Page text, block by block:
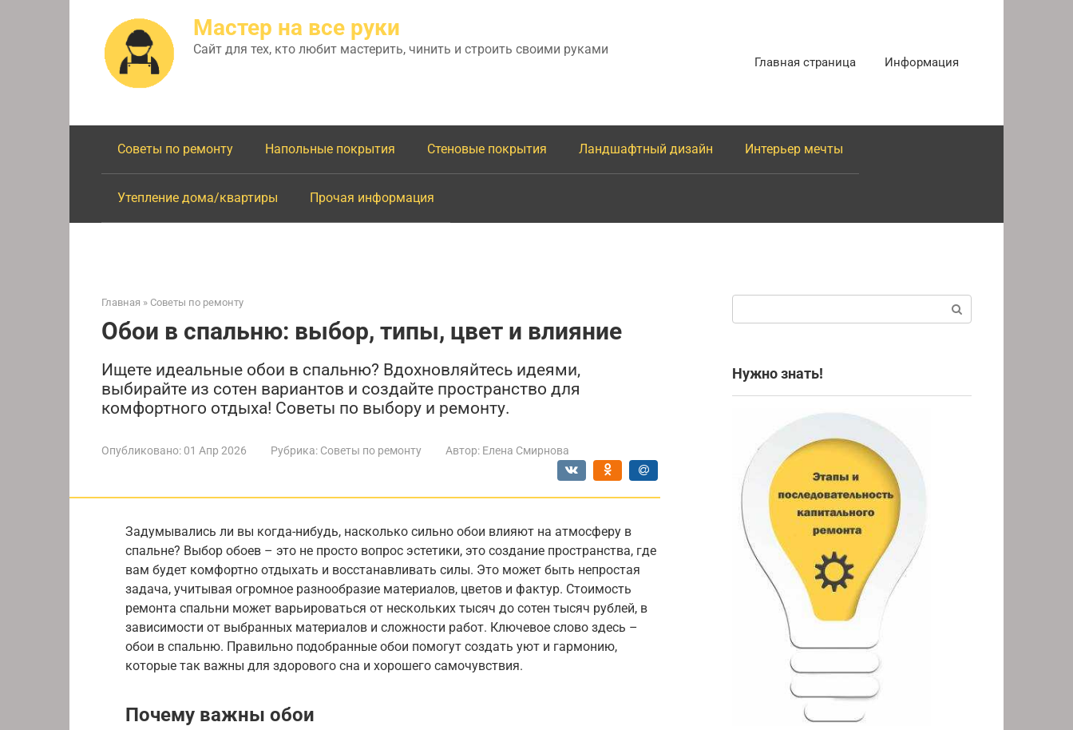
Мастер на все руки
Сайт для тех, кто любит мастерить, чинить и строить своими руками
Главная страница Информация
Советы по ремонту Напольные покрытия Стеновые покрытия Ландшафтный дизайн Интерьер мечты
Утепление дома/квартиры Прочая информация
Главная » Советы по ремонту
Обои в спальню: выбор, типы, цвет и влияние
Ищете идеальные обои в спальню? Вдохновляйтесь идеями,
выбирайте из сотен вариантов и создайте пространство для
комфортного отдыха! Советы по выбору и ремонту.
Опубликовано: 01 Апр 2026 Рубрика: Советы по ремонту Автор: Елена Смирнова
Задумывались ли вы когда-нибудь, насколько сильно обои влияют на атмосферу в
спальне? Выбор обоев – это не просто вопрос эстетики, это создание пространства, где
вам будет комфортно отдыхать и восстанавливать силы. Это может быть непростая
задача, учитывая огромное разнообразие материалов, цветов и фактур. Стоимость
ремонта спальни может варьироваться от нескольких тысяч до сотен тысяч рублей, в
зависимости от выбранных материалов и сложности работ. Ключевое слово здесь –
обои в спальню. Правильно подобранные обои помогут создать уют и гармонию,
которые так важны для здорового сна и хорошего самочувствия.
Почему важны обои
Нужно знать!